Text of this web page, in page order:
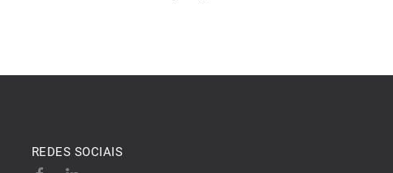
REDES SOCIAIS